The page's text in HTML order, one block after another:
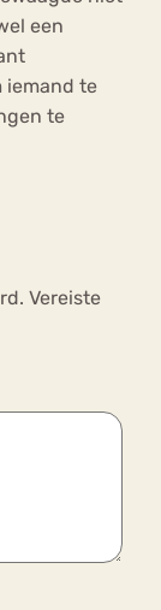
een
iemand te
te
Vereiste